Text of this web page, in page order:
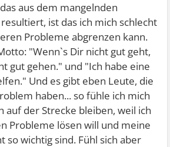
aus dem mangelnden
ist das ich mich schlecht
Probleme abgrenzen kann.
"Wenn`s Dir nicht gut geht,
gut gehen." und "Ich habe eine
Und es gibt eben Leute, die
haben... so fühle ich mich
auf der Strecke bleiben, weil ich
Probleme lösen will und meine
so wichtig sind. Fühl sich aber